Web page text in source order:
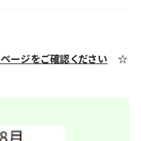
ージをご確認ください ☆